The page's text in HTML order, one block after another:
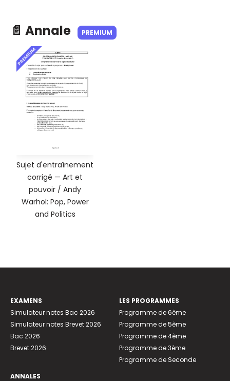
📄 Annale PREMIUM
PREMIUM
Sujet d'entraînement
corrigé — Art et
pouvoir / Andy
Warhol: Pop, Power
and Politics
EXAMENS
Simulateur notes Bac 2026
Simulateur notes Brevet 2026
Bac 2026
Brevet 2026
ANNALES
LES PROGRAMMES
Programme de 6ème
Programme de 5ème
Programme de 4ème
Programme de 3ème
Programme de Seconde